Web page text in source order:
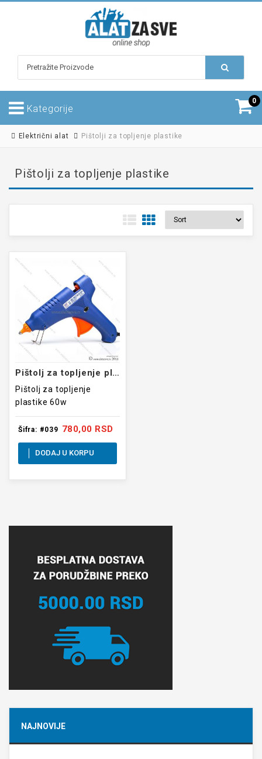
Kategorije
0
Električni alat Pištolji za topljenje plastike
NAJNOVIJE
Pištolji za topljenje plastike
Pištolj za topljenje plastike 60w
Pištolj za topljenje
plastike 60w
Šifra: #039 780,00 RSD
DODAJ U KORPU